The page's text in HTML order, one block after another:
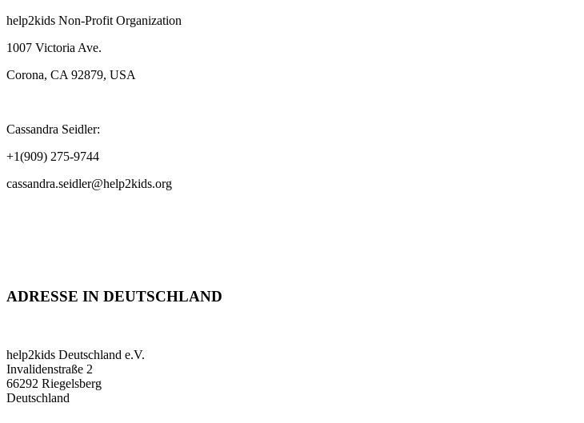
help2kids Non-Profit Organization
1007 Victoria Ave.
Corona, CA 92879, USA
Cassandra Seidler:
+1(909) 275-9744
cassandra.seidler@help2kids.org
ADRESSE IN DEUTSCHLAND
help2kids Deutschland e.V.
Invalidenstraße 2
66292 Riegelsberg
Deutschland